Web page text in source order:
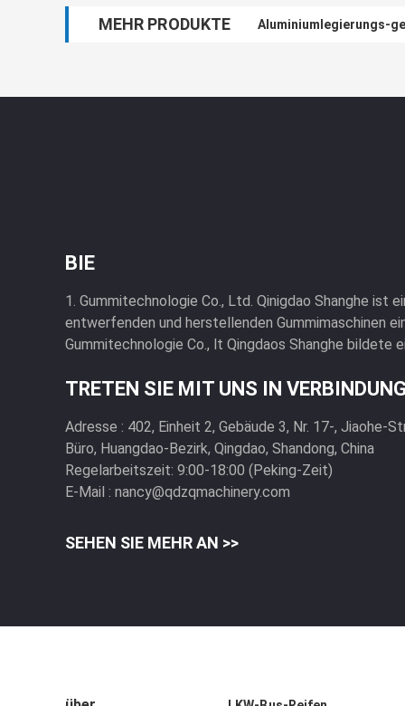
MEHR PRODUKTE Aluminiumlegierungs-
BIE
1. Gummitechnologie Co., Ltd. Qinigdao Shanghe ist
entwerfenden und herstellenden Gummimaschinen
Gummitechnologie Co., lt Qingdaos Shanghe bildete
TRETEN SIE MIT UNS IN
Adresse : 402, Einheit 2, Gebäude 3, Nr. 17-, Jiaohe-
Büro, Huangdao-Bezirk, Qingdao, Shandong, China
Regelarbeitszeit: 9:00-18:00 (Peking-Zeit)
E-Mail : nancy@qdzqmachinery.com
SEHEN SIE MEHR AN >>